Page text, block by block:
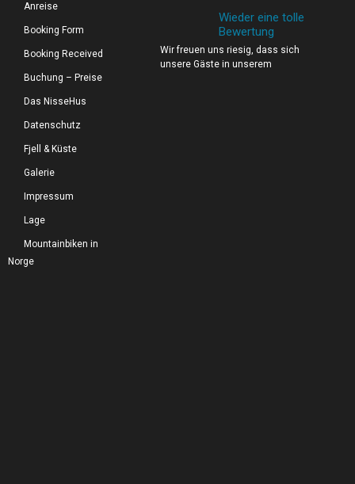
Anreise
Booking Form
Booking Received
Buchung – Preise
Das NisseHus
Datenschutz
Fjell & Küste
Galerie
Impressum
Lage
Mountainbiken in
Norge
Wieder eine tolle
Bewertung
Wir freuen uns riesig, dass sich
unsere Gäste in unserem